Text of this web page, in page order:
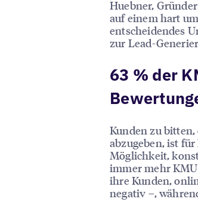
Huebner,
auf einem hart
entscheidendes
zur Lead-
63 % der
Kunden zu
abzugeben, ist
Möglichkeit,
immer mehr
ihre Kunden,
negativ –,